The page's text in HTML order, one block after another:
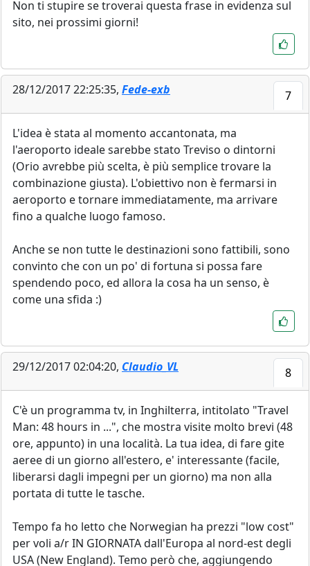
Non ti stupire se troverai questa frase in evidenza sul
sito, nei prossimi giorni!
28/12/2017 22:25:35, Fede-exb 7
L'idea è stata al momento accantonata, ma
l'aeroporto ideale sarebbe stato Treviso o dintorni
(Orio avrebbe più scelta, è più semplice trovare la
combinazione giusta). L'obiettivo non è fermarsi in
aeroporto e tornare immediatamente, ma arrivare
fino a qualche luogo famoso.
Anche se non tutte le destinazioni sono fattibili, sono
convinto che con un po' di fortuna si possa fare
spendendo poco, ed allora la cosa ha un senso, è
come una sfida :)
29/12/2017 02:04:20, Claudio_VL 8
C'è un programma tv, in Inghilterra, intitolato "Travel
Man: 48 hours in ...", che mostra visite molto brevi (48
ore, appunto) in una località. La tua idea, di fare gite
aeree di un giorno all'estero, e' interessante (facile,
liberarsi dagli impegni per un giorno) ma non alla
portata di tutte le tasche.
Tempo fa ho letto che Norwegian ha prezzi "low cost"
per voli a/r IN GIORNATA dall'Europa al nord-est degli
USA (New England). Temo però che, aggiungendo